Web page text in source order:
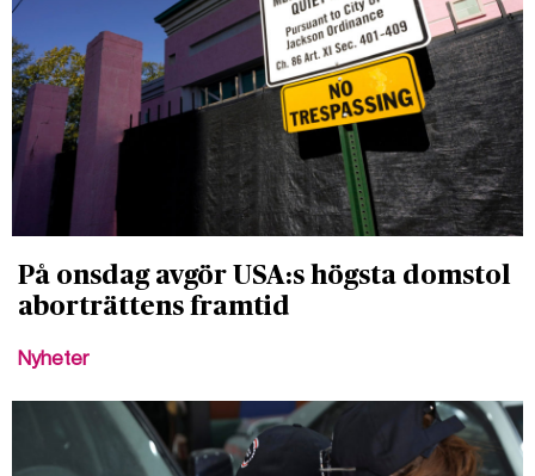
På onsdag avgör USA:s högsta domstol
aborträttens framtid
Nyheter